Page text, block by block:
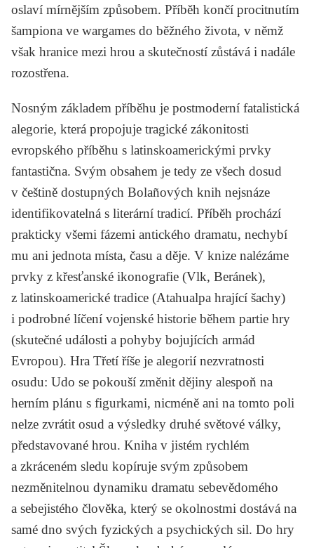
oslaví mírnějším způsobem. Příběh končí procitnutím
šampiona ve wargames do běžného života, v němž
však hranice mezi hrou a skutečností zůstává i nadále
rozostřena.
Nosným základem příběhu je postmoderní fatalistická
alegorie, která propojuje tragické zákonitosti
evropského příběhu s latinskoamerickými prvky
fantastična. Svým obsahem je tedy ze všech dosud
v češtině dostupných Bolañových knih nejsnáze
identifikovatelná s literární tradicí. Příběh prochází
prakticky všemi fázemi antického dramatu, nechybí
mu ani jednota místa, času a děje. V knize nalézáme
prvky z křesťanské ikonografie (Vlk, Beránek),
z latinskoamerické tradice (Atahualpa hrající šachy)
i podrobné líčení vojenské historie během partie hry
(skutečné události a pohyby bojujících armád
Evropou). Hra Třetí říše je alegorií nezvratnosti
osudu: Udo se pokouší změnit dějiny alespoň na
herním plánu s figurkami, nicméně ani na tomto poli
nelze zvrátit osud a výsledky druhé světové války,
představované hrou. Kniha v jistém rychlém
a zkráceném sledu kopíruje svým způsobem
nezměnitelnou dynamiku dramatu sebevědomého
a sebejistého člověka, který se okolnostmi dostává na
samé dno svých fyzických a psychických sil. Do hry